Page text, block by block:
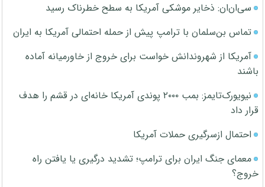
سی‌ان‌ان: ذخایر موشکی آمریکا به سطح خطرناک رسید
تماس بن‌سلمان با ترامپ پیش از حمله احتمالی آمریکا به ایران
آمریکا از شهروندانش خواست برای خروج از خاورمیانه آماده
باشند
نیویورک‌تایمز: بمب ۲۰۰۰ پوندی آمریکا خانه‌ای در قشم را هدف
قرار داد
احتمال ازسرگیری حملات آمریکا
معمای جنگ ایران برای ترامپ؛ تشدید درگیری یا یافتن راه
خروج؟